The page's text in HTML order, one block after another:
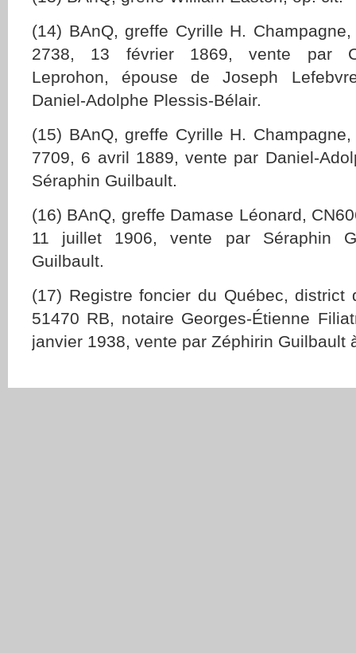
(14) BAnQ, greffe Cyrille H.
2738, 13 février 1869, vente par
Leprohon, épouse de Joseph
Daniel-Adolphe Plessis-Bélair.
(15) BAnQ, greffe Cyrille H.
7709, 6 avril 1889, vente par Daniel-
Séraphin Guilbault.
(16) BAnQ, greffe Damase Léonard,
11 juillet 1906, vente par Séraphin
Guilbault.
(17) Registre foncier du Québec, district
51470 RB, notaire Georges-Étienne
janvier 1938, vente par Zéphirin Guilbault